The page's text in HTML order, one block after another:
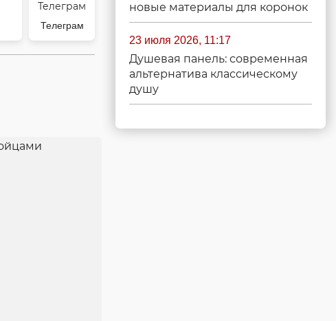
Телеграм
новые материалы для коронок
23 июля 2026, 11:17
Душевая панель: современная
альтернатива классическому
душу